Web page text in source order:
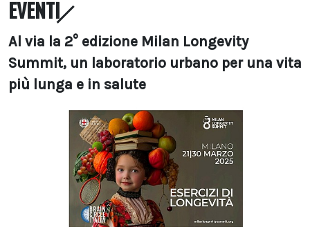
EVENTI
Al via la 2° edizione Milan Longevity
Summit, un laboratorio urbano per una vita
più lunga e in salute